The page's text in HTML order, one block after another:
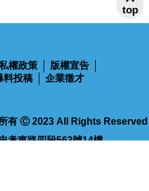
權政策
版權宣告
料投稿 企業徵才
有 Ⓒ 2023 All Rights Reserved
孝東路四段563號14樓
top